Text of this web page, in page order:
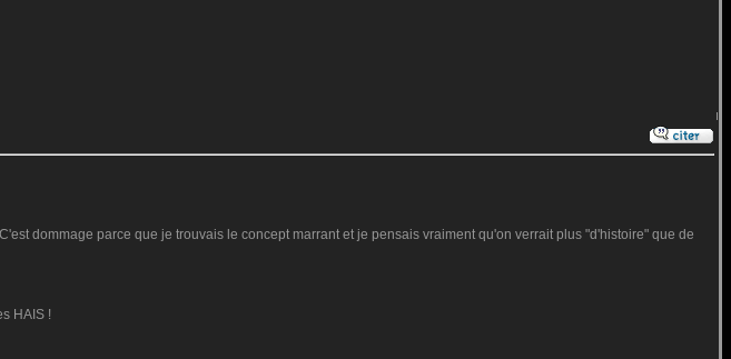
dommage parce que je trouvais le concept marrant et je pensais vraiment qu'on verrait plus "d'histoire" que de
HAIS !